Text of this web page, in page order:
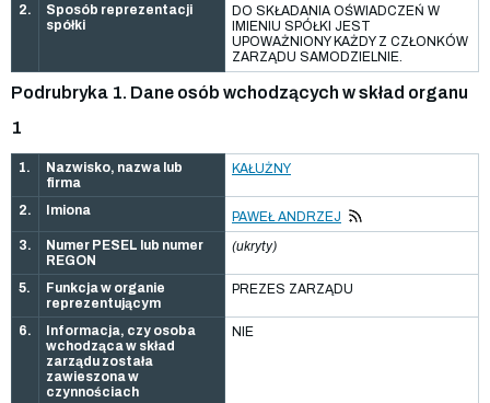
2.
Sposób reprezentacji
spółki
DO SKŁADANIA OŚWIADCZEŃ W
IMIENIU SPÓŁKI JEST
UPOWAŻNIONY KAŻDY Z CZŁONKÓW
ZARZĄDU SAMODZIELNIE.
Podrubryka 1. Dane osób wchodzących w skład organu
1
1.
Nazwisko, nazwa lub
firma
KAŁUŻNY
2. Imiona
PAWEŁ ANDRZEJ
3.
Numer PESEL lub numer
REGON
(ukryty)
5.
Funkcja w organie
reprezentującym
PREZES ZARZĄDU
6.
Informacja, czy osoba
wchodząca w skład
zarządu została
zawieszona w
czynnościach
NIE